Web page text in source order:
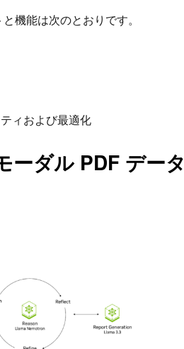
機能は次のとおりです。
ィおよび最適化
ーダル PDF データ